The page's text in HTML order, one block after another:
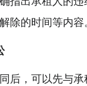
除的时间等内容
后，可以先与承